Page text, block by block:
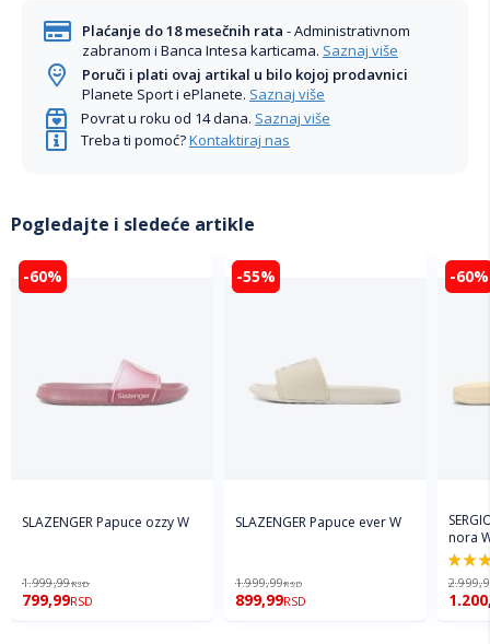
Plaćanje do 18 mesečnih rata - Administrativnom
zabranom i Banca Intesa karticama. Saznaj više
Poruči i plati ovaj artikal u bilo kojoj prodavnici
Planete Sport i ePlanete. Saznaj više
Povrat u roku od 14 dana. Saznaj više
Treba ti pomoć?Kontaktiraj nas
Pogledajte i sledeće artikle
-60%
SLAZENGER Papuce ozzy W
1.999,99RSD
799,99RSD
-55%
SLAZENGER Papuce ever W
1.999,99RSD
899,99RSD
-60%
nora
90%